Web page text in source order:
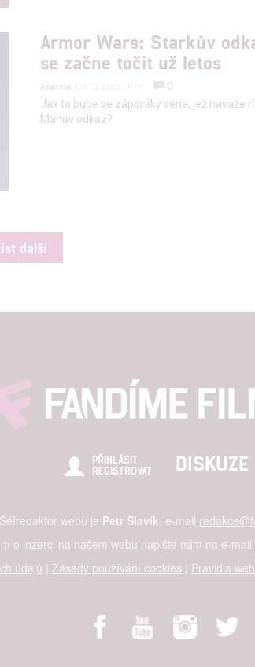
Armor Wars: Starkův
se začne točit už letos
Anarvin
0
Jak to bude se záporáky série, jež naváže
Manův odkaz?
další
PŘIHLÁSIT
REGISTROVAT
DISKUZE
Šéfredaktor webu je Petr Slavík, e-mail
o inzerci na našem webu napište nám na e-mail
údajů | Zásady používání cookies | Pravidla